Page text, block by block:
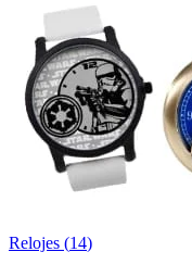
Relojes (14)